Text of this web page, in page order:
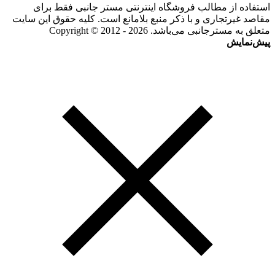
استفاده از مطالب فروشگاه اینترنتی مستر جانبی فقط برای
مقاصد غیرتجاری و با ذکر منبع بلامانع است. کلیه حقوق این سایت
متعلق به مسترجانبی می‌باشد. Copyright © 2012 - 2026
پیش‌نمایش